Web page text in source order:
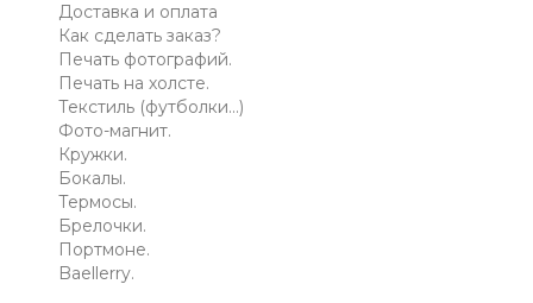
Доставка и оплата
Как сделать заказ?
Печать фотографий.
Печать на холсте.
Текстиль (футболки...)
Фото-магнит.
Кружки.
Бокалы.
Термосы.
Брелочки.
Портмоне.
Baellerry.